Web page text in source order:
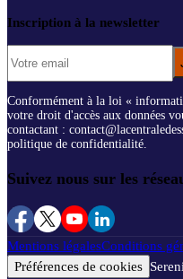
Inscription à la newsletter
Conformément à la loi «
votre droit d'accès aux données
contactant :
politique de confidentialité.
Suivez nous sur les
Mentions légalesConditions
Préférences de cookies